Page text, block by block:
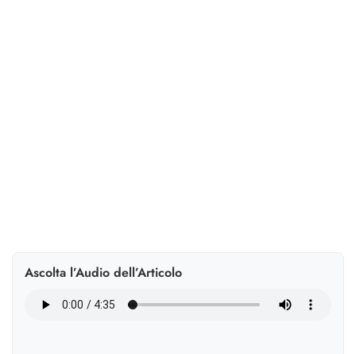
Ascolta l’Audio dell’Articolo